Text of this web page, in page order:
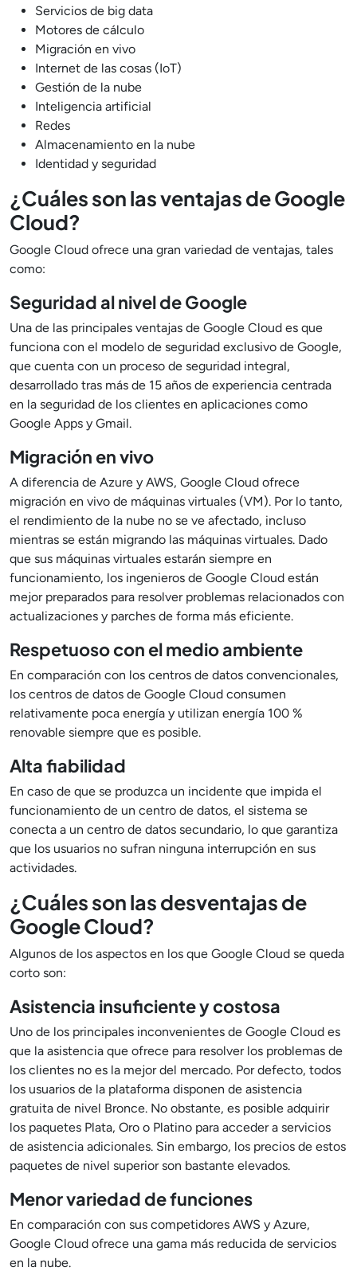
Servicios de big data
Motores de cálculo
Migración en vivo
Internet de las cosas (IoT)
Gestión de la nube
Inteligencia artificial
Redes
Almacenamiento en la nube
Identidad y seguridad
¿Cuáles son las ventajas de Google
Cloud?
Google Cloud ofrece una gran variedad de ventajas, tales
como:
Seguridad al nivel de Google
Una de las principales ventajas de Google Cloud es que
funciona con el modelo de seguridad exclusivo de Google,
que cuenta con un proceso de seguridad integral,
desarrollado tras más de 15 años de experiencia centrada
en la seguridad de los clientes en aplicaciones como
Google Apps y Gmail.
Migración en vivo
A diferencia de Azure y AWS, Google Cloud ofrece
migración en vivo de máquinas virtuales (VM). Por lo tanto,
el rendimiento de la nube no se ve afectado, incluso
mientras se están migrando las máquinas virtuales. Dado
que sus máquinas virtuales estarán siempre en
funcionamiento, los ingenieros de Google Cloud están
mejor preparados para resolver problemas relacionados con
actualizaciones y parches de forma más eficiente.
Respetuoso con el medio ambiente
En comparación con los centros de datos convencionales,
los centros de datos de Google Cloud consumen
relativamente poca energía y utilizan energía 100 %
renovable siempre que es posible.
Alta fiabilidad
En caso de que se produzca un incidente que impida el
funcionamiento de un centro de datos, el sistema se
conecta a un centro de datos secundario, lo que garantiza
que los usuarios no sufran ninguna interrupción en sus
actividades.
¿Cuáles son las desventajas de
Google Cloud?
Algunos de los aspectos en los que Google Cloud se queda
corto son:
Asistencia insuficiente y costosa
Uno de los principales inconvenientes de Google Cloud es
que la asistencia que ofrece para resolver los problemas de
los clientes no es la mejor del mercado. Por defecto, todos
los usuarios de la plataforma disponen de asistencia
gratuita de nivel Bronce. No obstante, es posible adquirir
los paquetes Plata, Oro o Platino para acceder a servicios
de asistencia adicionales. Sin embargo, los precios de estos
paquetes de nivel superior son bastante elevados.
Menor variedad de funciones
En comparación con sus competidores AWS y Azure,
Google Cloud ofrece una gama más reducida de servicios
en la nube.